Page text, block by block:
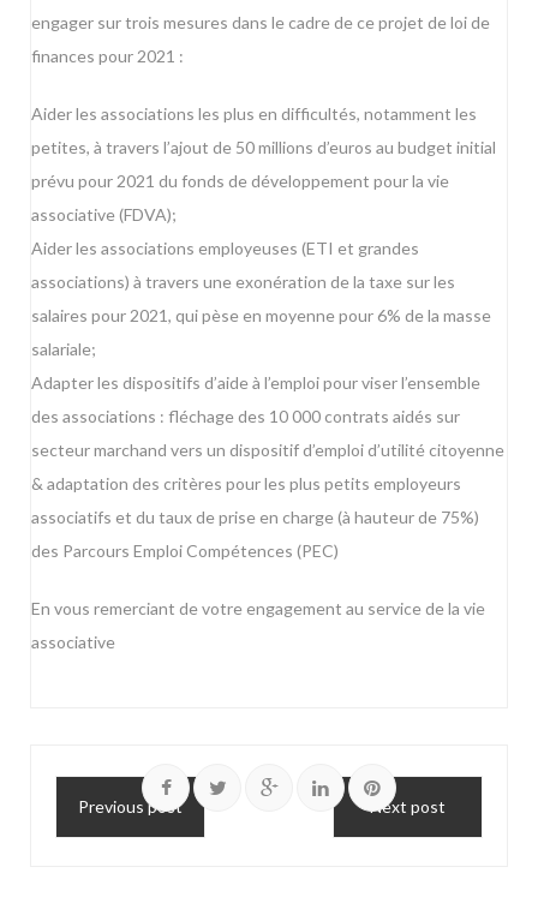
engager sur trois mesures dans le cadre de ce projet de loi de
finances pour 2021 :
Aider les associations les plus en difficultés, notamment les
petites, à travers l’ajout de 50 millions d’euros au budget initial
prévu pour 2021 du fonds de développement pour la vie
associative (FDVA);
Aider les associations employeuses (ETI et grandes
associations) à travers une exonération de la taxe sur les
salaires pour 2021, qui pèse en moyenne pour 6% de la masse
salariale;
Adapter les dispositifs d’aide à l’emploi pour viser l’ensemble
des associations : fléchage des 10 000 contrats aidés sur
secteur marchand vers un dispositif d’emploi d’utilité citoyenne
& adaptation des critères pour les plus petits employeurs
associatifs et du taux de prise en charge (à hauteur de 75%)
des Parcours Emploi Compétences (PEC)
En vous remerciant de votre engagement au service de la vie
associative
Previous post Next post